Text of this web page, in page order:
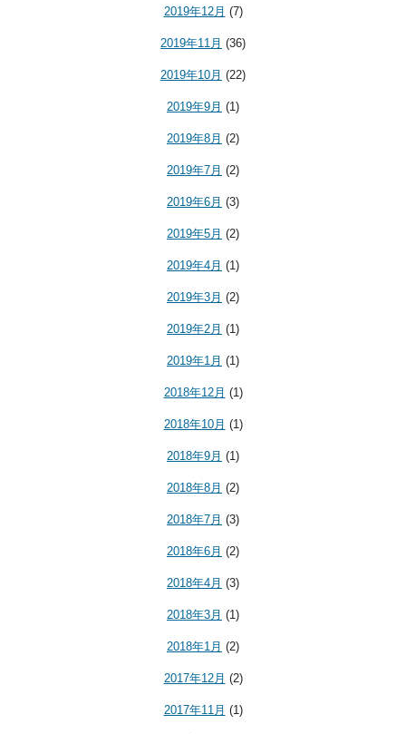
2019年12月 (7)
2019年11月 (36)
2019年10月 (22)
2019年9月 (1)
2019年8月 (2)
2019年7月 (2)
2019年6月 (3)
2019年5月 (2)
2019年4月 (1)
2019年3月 (2)
2019年2月 (1)
2019年1月 (1)
2018年12月 (1)
2018年10月 (1)
2018年9月 (1)
2018年8月 (2)
2018年7月 (3)
2018年6月 (2)
2018年4月 (3)
2018年3月 (1)
2018年1月 (2)
2017年12月 (2)
2017年11月 (1)